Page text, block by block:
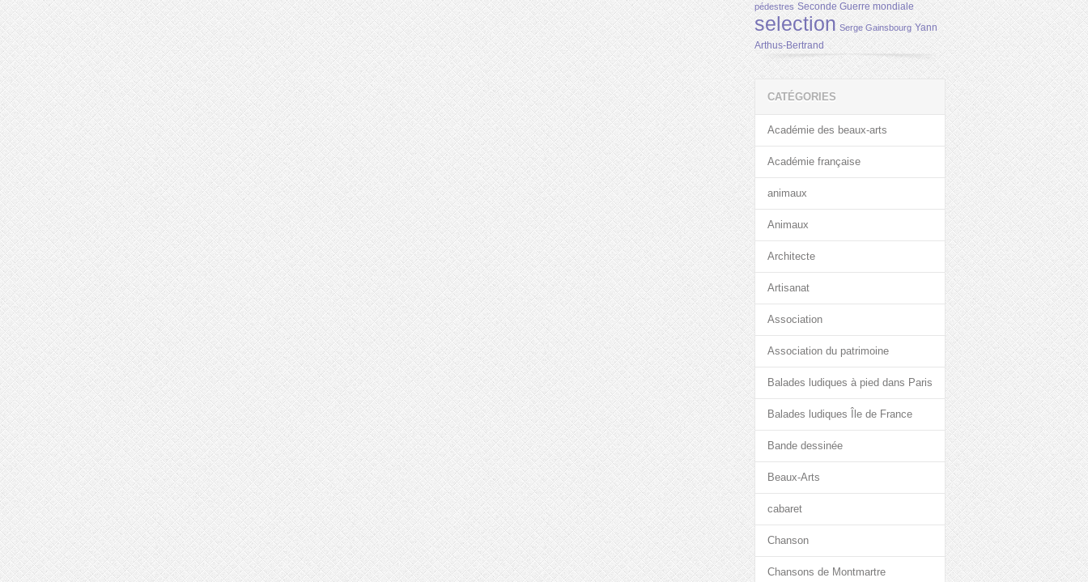
pédestres Seconde Guerre mondiale
selection Serge Gainsbourg Yann
Arthus-Bertrand
CATÉGORIES
Académie des beaux-arts
Académie française
animaux
Animaux
Architecte
Artisanat
Association
Association du patrimoine
Balades ludiques à pied dans Paris
Balades ludiques Île de France
Bande dessinée
Beaux-Arts
cabaret
Chanson
Chansons de Montmartre